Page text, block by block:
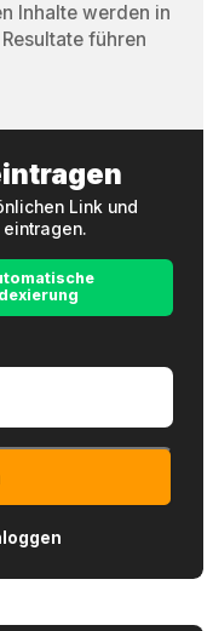
Inhalte werden in
führen
Link und